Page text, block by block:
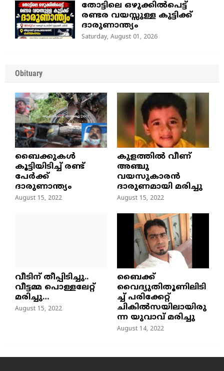
തോട്ടിലെ ഒഴുക്കിൽപെട്ട്
രണ്ടര വയസ്സുള്ള കുട്ടിക്ക്
ദാരുണാന്ത്യം
Saturday, August 01, 2026
Obituary
ബൈക്കുകൾ
കൂട്ടിയിടിച്ച് രണ്ട്
പേർക്ക്
ദാരുണാന്ത്യം
August 15, 2022
കുളത്തില്‍ വീണ്
അഞ്ചു
വയസുകാരന്‍
ദാരുണമായി മരിച്ചു
August 15, 2022
വീടിന് തീപ്പിടിച്ചു..
വീട്ടമ്മ പൊള്ളലേറ്റ്
മരിച്ചു…
August 15, 2022
ബൈക്ക്
വൈദ്യുതിതൂണിലിടി
ച്ച്‌ പരിക്കേറ്റ്
ചികില്‍സയിലായിരു
ന്ന യുവാവ് മരിച്ചു
August 14, 2022